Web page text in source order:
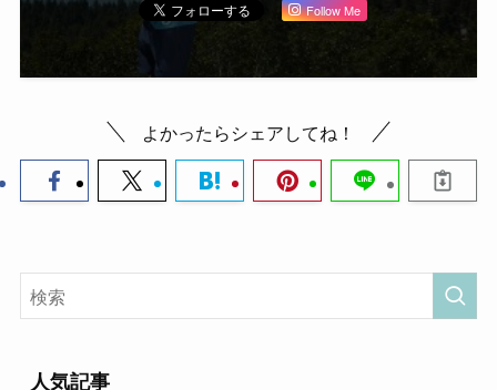
Follow Me
よかったらシェアしてね！
人気記事